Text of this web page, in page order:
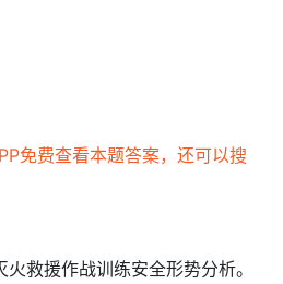
免费查看本题答案，还可以搜
救援作战训练安全形势分析。